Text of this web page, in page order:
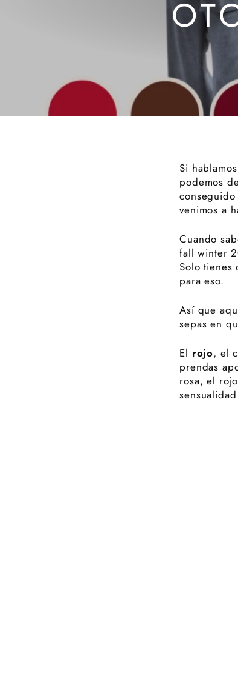
Si
podemos
venimos a
Cuando
fall winter
Solo tienes
para eso.
Así que
sepas en
El rojo, el
prendas
rosa, el